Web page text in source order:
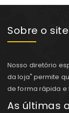
Sobre o site
Nosso diretório
da loja" permite
de forma rápida e
As últimas